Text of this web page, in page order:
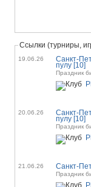
Ссылки (турниры,
19.06.26 Санкт-
пулу [10]
Праздник
20.06.26 Санкт-
пулу [10]
Праздник
21.06.26
Праздник